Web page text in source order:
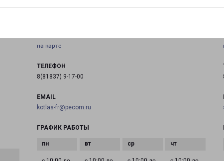
на карте
ТЕЛЕФОН
8(81837) 9-17-00
EMAIL
kotlas-fr@pecom.ru
ГРАФИК РАБОТЫ